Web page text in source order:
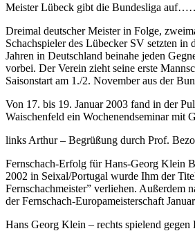
Meister Lübeck gibt die Bundesliga
Dreimal deutscher Meister in Folge,
Schachspieler des Lübecker SV setzten in
Jahren in Deutschland beinahe jeden
vorbei. Der Verein zieht seine erste
Saisonstart am 1./2. November aus der
Von 17. bis 19. Januar 2003 fand in der
Waischenfeld ein Wochenendseminar mit
links Arthur – Begrüßung durch Prof.
Fernschach-Erfolg für Hans-Georg Klein
2002 in Seixal/Portugal wurde Ihm der
Fernschachmeister” verliehen. Außerdem
der Fernschach-Europameisterschaft
Hans Georg Klein – rechts spielend gegen